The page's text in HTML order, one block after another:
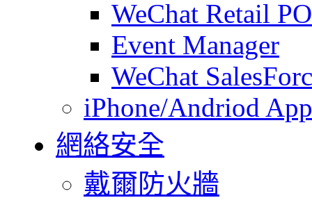
WeChat Retail
Event Manager
WeChat
iPhone/Andriod
網絡安全
戴爾防火牆